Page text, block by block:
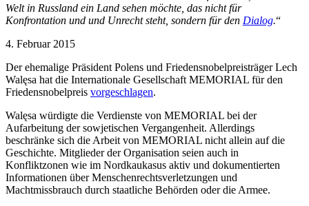
Welt in Russland ein Land sehen möchte, das nicht für
Konfrontation und und Unrecht steht, sondern für den Dialog.“
4. Februar 2015
Der ehemalige Präsident Polens und Friedensnobelpreisträger Lech
Walęsa hat die Internationale Gesellschaft MEMORIAL für den
Friedensnobelpreis vorgeschlagen.
Walęsa würdigte die Verdienste von MEMORIAL bei der
Aufarbeitung der sowjetischen Vergangenheit. Allerdings
beschränke sich die Arbeit von MEMORIAL nicht allein auf die
Geschichte. Mitglieder der Organisation seien auch in
Konfliktzonen wie im Nordkaukasus aktiv und dokumentierten
Informationen über Menschenrechtsverletzungen und
Machtmissbrauch durch staatliche Behörden oder die Armee.